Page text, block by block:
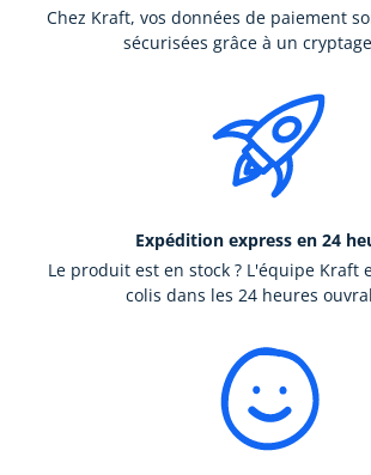
Chez Kraft, vos données de paiement
sécurisées grâce à un cryptage
Expédition express en 24
Le produit est en stock ? L'équipe Kraft
colis dans les 24 heures